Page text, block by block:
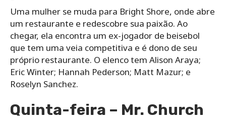
Uma mulher se muda para Bright Shore, onde abre
um restaurante e redescobre sua paixão. Ao
chegar, ela encontra um ex-jogador de beisebol
que tem uma veia competitiva e é dono de seu
próprio restaurante. O elenco tem Alison Araya;
Eric Winter; Hannah Pederson; Matt Mazur; e
Roselyn Sanchez.
Quinta-feira – Mr. Church